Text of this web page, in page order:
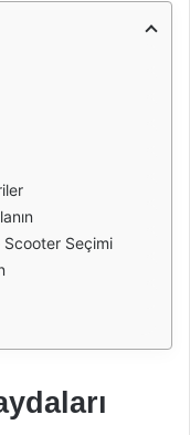
Seçimi